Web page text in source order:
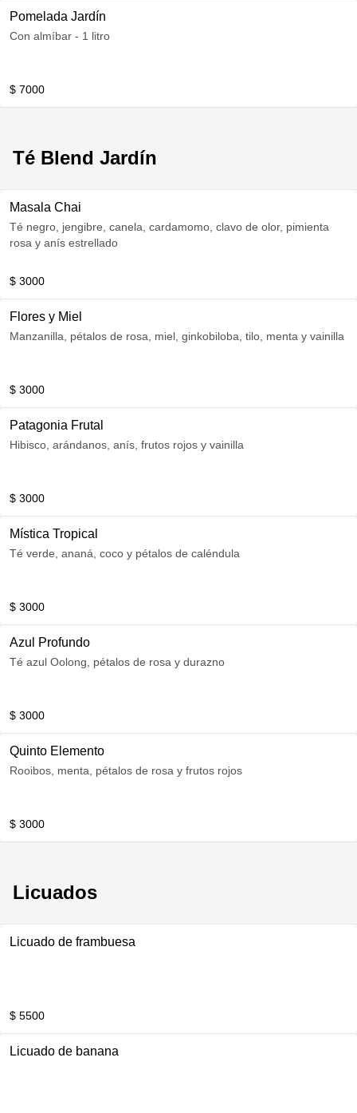
Pomelada Jardín
Con almíbar - 1 litro
$ 7000
Té Blend Jardín
Masala Chai
Té negro, jengibre, canela, cardamomo, clavo de olor, pimienta
rosa y anís estrellado
$ 3000
Flores y Miel
Manzanilla, pétalos de rosa, miel, ginkobiloba, tilo, menta y vainilla
$ 3000
Patagonia Frutal
Hibisco, arándanos, anís, frutos rojos y vainilla
$ 3000
Mística Tropical
Té verde, ananá, coco y pétalos de caléndula
$ 3000
Azul Profundo
Té azul Oolong, pétalos de rosa y durazno
$ 3000
Quinto Elemento
Rooibos, menta, pétalos de rosa y frutos rojos
$ 3000
Licuados
Licuado de frambuesa
$ 5500
Licuado de banana